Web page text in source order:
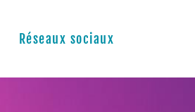
Réseaux sociaux